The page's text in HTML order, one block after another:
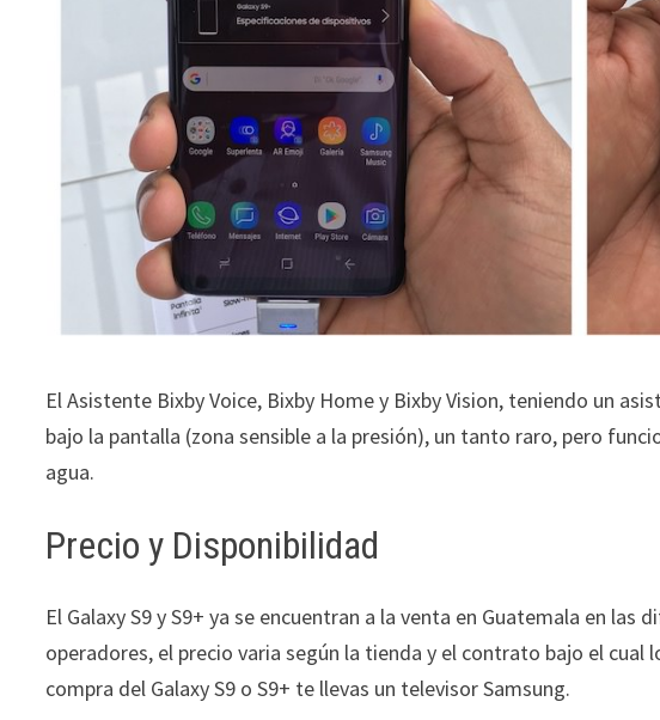
El Asistente Bixby Voice, Bixby Home y Bixby Vision, teniendo un
bajo la pantalla (zona sensible a la presión), un tanto raro, pero
agua.
Precio y Disponibilidad
El Galaxy S9 y S9+ ya se encuentran a la venta en Guatemala en
operadores, el precio varia según la tienda y el contrato bajo el cual
compra del Galaxy S9 o S9+ te llevas un televisor Samsung.